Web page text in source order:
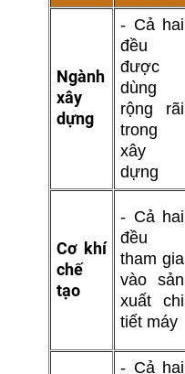
Ngành
xây
dựng
- Cả hai
đều
được
dùng
rộng rãi
trong
xây
dựng
Cơ khí
chế
tạo
- Cả hai
đều
tham gia
vào sản
xuất chi
tiết máy
- Cả hai